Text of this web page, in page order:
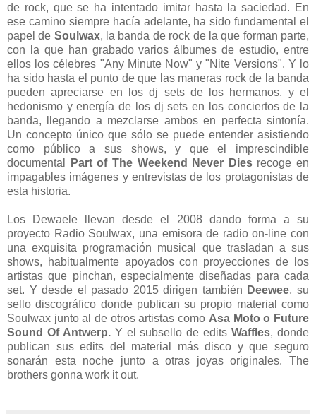
de rock, que se ha intentado imitar hasta la saciedad. En
ese camino siempre hacía adelante, ha sido fundamental el
papel de Soulwax, la banda de rock de la que forman parte,
con la que han grabado varios álbumes de estudio, entre
ellos los célebres "Any Minute Now" y "Nite Versions". Y lo
ha sido hasta el punto de que las maneras rock de la banda
pueden apreciarse en los dj sets de los hermanos, y el
hedonismo y energía de los dj sets en los conciertos de la
banda, llegando a mezclarse ambos en perfecta sintonía.
Un concepto único que sólo se puede entender asistiendo
como público a sus shows, y que el imprescindible
documental
Part of The Weekend Never Diesrecoge en
impagables imágenes y entrevistas de los protagonistas de
esta historia.
Los Dewaele llevan desde el 2008 dando forma a su
proyecto Radio Soulwax, una emisora de radio on-line con
una exquisita programación musical que trasladan a sus
shows, habitualmente apoyados con proyecciones de los
artistas que pinchan, especialmente diseñadas para cada
set. Y desde el pasado 2015 dirigen también Deewee, su
sello discográfico donde publican su propio material como
Soulwax junto al de otros artistas como Asa Moto o Future
Sound Of Antwerp.Y el subsello de editsWaffles, donde
publican sus edits del material más disco y que seguro
sonarán esta noche junto a otras joyas originales. The
brothers gonna work it out.